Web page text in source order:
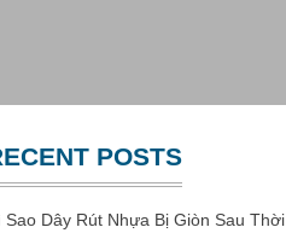
POSTS
Sao Dây Rút Nhựa Bị Giòn Sau Thời